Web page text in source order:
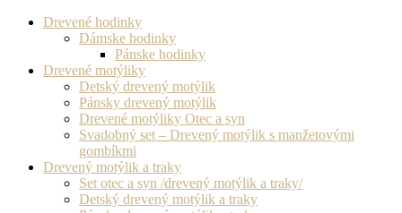
Drevené hodinky
Dámske hodinky
Pánske hodinky
Drevené motýliky
Detský drevený motýlik
Pánsky drevený motýlik
Drevené motýliky Otec a syn
Svadobný set – Drevený motýlik s manžetovými
gombíkmi
Drevený motýlik a traky
Set otec a syn /drevený motýlik a traky/
Detský drevený motýlik a traky